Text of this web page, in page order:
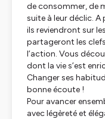
de consommer, de
suite à leur déclic.
ils reviendront sur
partageront les
l’action. Vous
dont la vie s’est
Changer ses
bonne écoute !
Pour avancer
avec légèreté et